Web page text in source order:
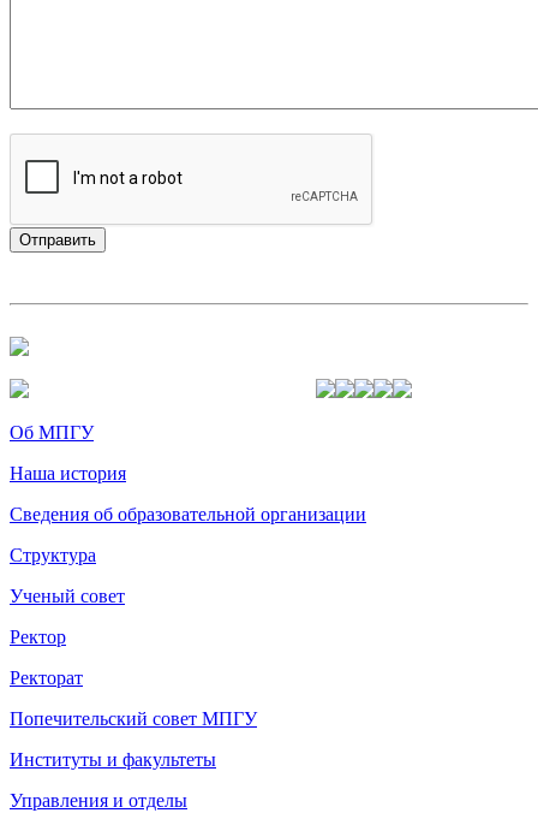
Об МПГУ
Наша история
Сведения об образовательной организации
Структура
Ученый совет
Ректор
Ректорат
Попечительский совет МПГУ
Институты и факультеты
Управления и отделы